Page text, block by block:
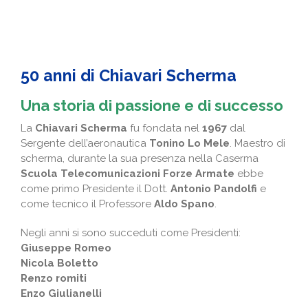
50 anni di Chiavari Scherma
Una storia di passione e di successo
La Chiavari Scherma fu fondata nel 1967 dal
Sergente dell’aeronautica Tonino Lo Mele. Maestro di
scherma, durante la sua presenza nella Caserma
Scuola Telecomunicazioni Forze Armate ebbe
come primo Presidente il Dott. Antonio Pandolfi e
come tecnico il Professore Aldo Spano.
Negli anni si sono succeduti come Presidenti:
Giuseppe Romeo
Nicola Boletto
Renzo romiti
Enzo Giulianelli